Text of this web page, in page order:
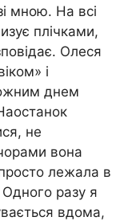
мною. На всі
плічками,
Олеся
і
днем
не
вона
просто лежала в
разу я
вдома,